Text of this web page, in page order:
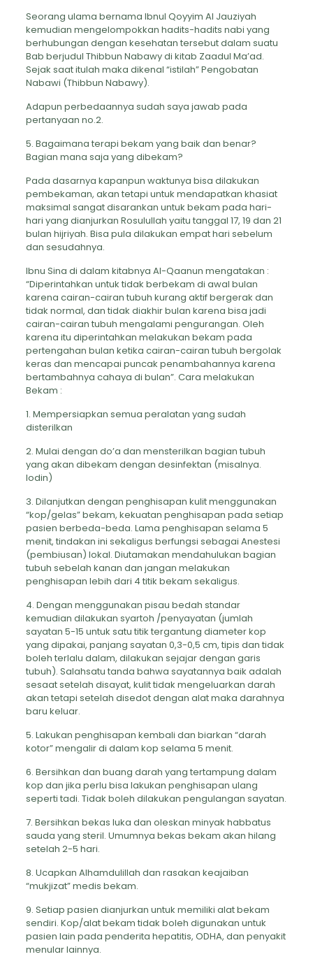
Seorang ulama bernama Ibnul Qoyyim Al Jauziyah
kemudian mengelompokkan hadits-hadits nabi yang
berhubungan dengan kesehatan tersebut dalam suatu
Bab berjudul Thibbun Nabawy di kitab Zaadul Ma’ad.
Sejak saat itulah maka dikenal “istilah” Pengobatan
Nabawi (Thibbun Nabawy).
Adapun perbedaannya sudah saya jawab pada
pertanyaan no.2.
5. Bagaimana terapi bekam yang baik dan benar?
Bagian mana saja yang dibekam?
Pada dasarnya kapanpun waktunya bisa dilakukan
pembekaman, akan tetapi untuk mendapatkan khasiat
maksimal sangat disarankan untuk bekam pada hari-
hari yang dianjurkan Rosulullah yaitu tanggal 17, 19 dan 21
bulan hijriyah. Bisa pula dilakukan empat hari sebelum
dan sesudahnya.
Ibnu Sina di dalam kitabnya Al-Qaanun mengatakan :
“Diperintahkan untuk tidak berbekam di awal bulan
karena cairan-cairan tubuh kurang aktif bergerak dan
tidak normal, dan tidak diakhir bulan karena bisa jadi
cairan-cairan tubuh mengalami pengurangan. Oleh
karena itu diperintahkan melakukan bekam pada
pertengahan bulan ketika cairan-cairan tubuh bergolak
keras dan mencapai puncak penambahannya karena
bertambahnya cahaya di bulan”. Cara melakukan
Bekam :
1. Mempersiapkan semua peralatan yang sudah
disterilkan
2. Mulai dengan do’a dan mensterilkan bagian tubuh
yang akan dibekam dengan desinfektan (misalnya.
Iodin)
3. Dilanjutkan dengan penghisapan kulit menggunakan
“kop/gelas” bekam, kekuatan penghisapan pada setiap
pasien berbeda-beda. Lama penghisapan selama 5
menit, tindakan ini sekaligus berfungsi sebagai Anestesi
(pembiusan) lokal. Diutamakan mendahulukan bagian
tubuh sebelah kanan dan jangan melakukan
penghisapan lebih dari 4 titik bekam sekaligus.
4. Dengan menggunakan pisau bedah standar
kemudian dilakukan syartoh /penyayatan (jumlah
sayatan 5-15 untuk satu titik tergantung diameter kop
yang dipakai, panjang sayatan 0,3-0,5 cm, tipis dan tidak
boleh terlalu dalam, dilakukan sejajar dengan garis
tubuh). Salahsatu tanda bahwa sayatannya baik adalah
sesaat setelah disayat, kulit tidak mengeluarkan darah
akan tetapi setelah disedot dengan alat maka darahnya
baru keluar.
5. Lakukan penghisapan kembali dan biarkan “darah
kotor” mengalir di dalam kop selama 5 menit.
6. Bersihkan dan buang darah yang tertampung dalam
kop dan jika perlu bisa lakukan penghisapan ulang
seperti tadi. Tidak boleh dilakukan pengulangan sayatan.
7. Bersihkan bekas luka dan oleskan minyak habbatus
sauda yang steril. Umumnya bekas bekam akan hilang
setelah 2-5 hari.
8. Ucapkan Alhamdulillah dan rasakan keajaiban
“mukjizat” medis bekam.
9. Setiap pasien dianjurkan untuk memiliki alat bekam
sendiri. Kop/alat bekam tidak boleh digunakan untuk
pasien lain pada penderita hepatitis, ODHA, dan penyakit
menular lainnya.